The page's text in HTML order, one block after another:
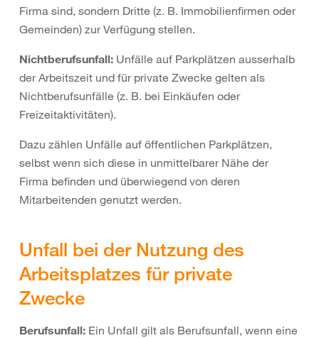
Firma sind, sondern Dritte (z. B. Immobilienfirmen oder
Gemeinden) zur Verfügung stellen.
Nichtberufsunfall: Unfälle auf Parkplätzen ausserhalb
der Arbeitszeit und für private Zwecke gelten als
Nichtberufsunfälle (z. B. bei Einkäufen oder
Freizeitaktivitäten).
Dazu zählen Unfälle auf öffentlichen Parkplätzen,
selbst wenn sich diese in unmittelbarer Nähe der
Firma befinden und überwiegend von deren
Mitarbeitenden genutzt werden.
Unfall bei der Nutzung des
Arbeitsplatzes für private
Zwecke
Berufsunfall: Ein Unfall gilt als Berufsunfall, wenn eine